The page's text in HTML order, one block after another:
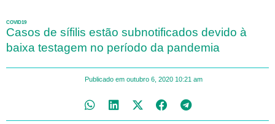
COVID19
Casos de sífilis estão subnotificados devido à
baixa testagem no período da pandemia
Publicado em outubro 6, 2020 10:21 am